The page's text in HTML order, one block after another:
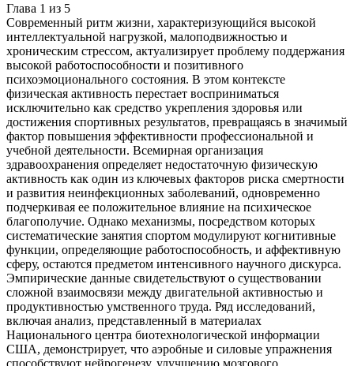
Глава 1 из 5
Современный ритм жизни, характеризующийся высокой
интеллектуальной нагрузкой, малоподвижностью и
хроническим стрессом, актуализирует проблему поддержания
высокой работоспособности и позитивного
психоэмоционального состояния. В этом контексте
физическая активность перестает восприниматься
исключительно как средство укрепления здоровья или
достижения спортивных результатов, превращаясь в значимый
фактор повышения эффективности профессиональной и
учебной деятельности. Всемирная организация
здравоохранения определяет недостаточную физическую
активность как один из ключевых факторов риска смертности
и развития неинфекционных заболеваний, одновременно
подчеркивая ее положительное влияние на психическое
благополучие. Однако механизмы, посредством которых
систематические занятия спортом модулируют когнитивные
функции, определяющие работоспособность, и аффективную
сферу, остаются предметом интенсивного научного дискурса.
Эмпирические данные свидетельствуют о существовании
сложной взаимосвязи между двигательной активностью и
продуктивностью умственного труда. Ряд исследований,
включая анализ, представленный в материалах
Национального центра биотехнологической информации
США, демонстрирует, что аэробные и силовые упражнения
способствуют нейрогенезу, улучшению мозгового